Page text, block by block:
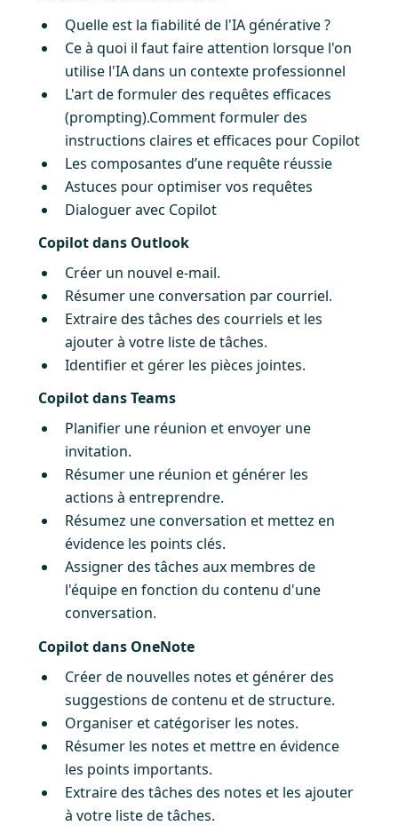
Quelle est la fiabilité de l'IA générative ?
Ce à quoi il faut faire attention lorsque l'on
utilise l'IA dans un contexte professionnel
L'art de formuler des requêtes efficaces
(prompting).Comment formuler des
instructions claires et efficaces pour Copilot
Les composantes d’une requête réussie
Astuces pour optimiser vos requêtes
Dialoguer avec Copilot
Copilot dans Outlook
Créer un nouvel e-mail.
Résumer une conversation par courriel.
Extraire des tâches des courriels et les
ajouter à votre liste de tâches.
Identifier et gérer les pièces jointes.
Copilot dans Teams
Planifier une réunion et envoyer une
invitation.
Résumer une réunion et générer les
actions à entreprendre.
Résumez une conversation et mettez en
évidence les points clés.
Assigner des tâches aux membres de
l'équipe en fonction du contenu d'une
conversation.
Copilot dans OneNote
Créer de nouvelles notes et générer des
suggestions de contenu et de structure.
Organiser et catégoriser les notes.
Résumer les notes et mettre en évidence
les points importants.
Extraire des tâches des notes et les ajouter
à votre liste de tâches.